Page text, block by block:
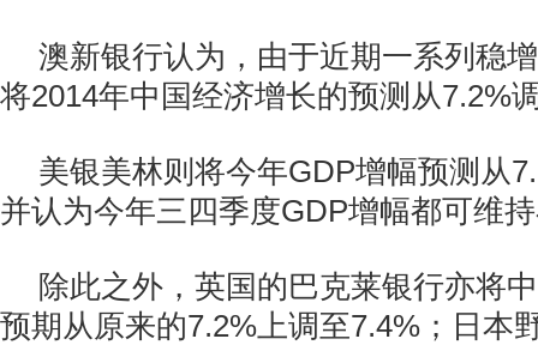
澳新银行认为，由于近期一系列稳
将2014年中国经济增长的预测从7.2%
美银美林则将今年GDP增幅预测从
并认为今年三四季度GDP增幅都可维
除此之外，英国的巴克莱银行亦将
预期从原来的7.2%上调至7.4%；日本